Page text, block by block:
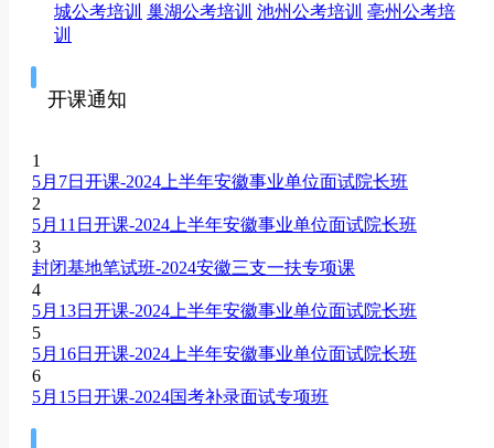
城公考培训 巢湖公考培训 池州公考培训 亳州公考培
训
开课通知
1
5月7日开课-2024上半年安徽事业单位面试院长班
2
5月11日开课-2024上半年安徽事业单位面试院长班
3
封闭基地笔试班-2024安徽三支一扶专项课
4
5月13日开课-2024上半年安徽事业单位面试院长班
5
5月16日开课-2024上半年安徽事业单位面试院长班
6
5月15日开课-2024国考补录面试专项班